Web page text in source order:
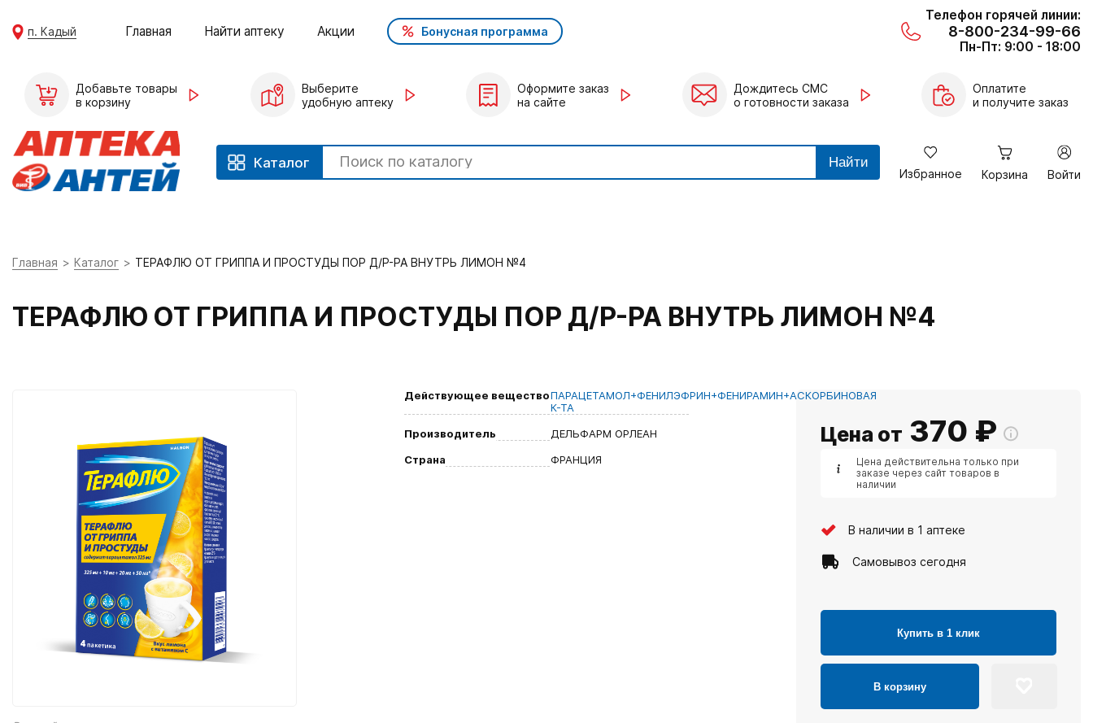
п. Кадый Главная Найти аптеку Акции Бонусная программа
Телефон горячей линии:
8-800-234-99-66
Пн-Пт: 9:00 - 18:00
Добавьте товары
в корзину
Выберите
удобную аптеку
Оформите заказ
на сайте
Дождитесь СМС
о готовности заказа
Оплатите
и получите заказ
Каталог Найти
Избранное Корзина Войти
Главная Каталог ТЕРАФЛЮ ОТ ГРИППА И ПРОСТУДЫ ПОР Д/Р-РА ВНУТРЬ ЛИМОН №4
ТЕРАФЛЮ ОТ ГРИППА И ПРОСТУДЫ ПОР Д/Р-РА ВНУТРЬ ЛИМОН №4
Действующее веществоПАРАЦЕТАМОЛ+ФЕНИЛЭФРИН+ФЕНИРАМИН+АСКОРБИНОВАЯ
К-ТА
Производитель
ДЕЛЬФАРМ ОРЛЕАН
Страна
ФРАНЦИЯ
Цена от 370 ₽
Цена действительна только при
заказе через сайт товаров в
наличии
В наличии в 1 аптеке
Самовывоз сегодня
Купить в 1 клик
В корзину